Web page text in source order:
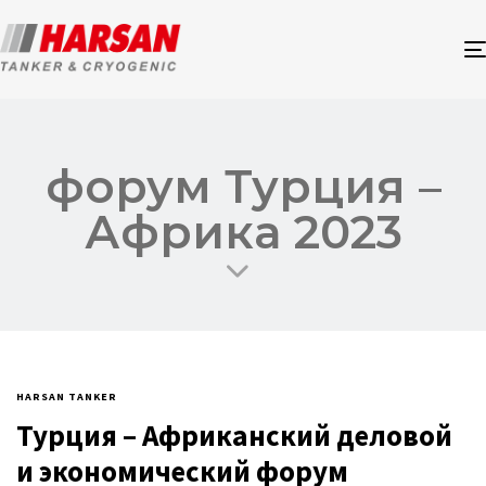
форум Турция –
Африка 2023
HARSAN TANKER
Турция – Африканский деловой
и экономический форум